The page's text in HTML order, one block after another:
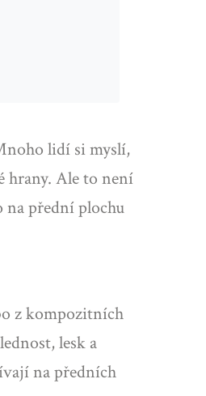
lidí si myslí,
hrany. Ale to není
na přední plochu
z kompozitních
lesk a
na předních